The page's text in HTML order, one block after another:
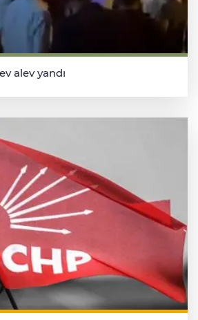
alev yandı